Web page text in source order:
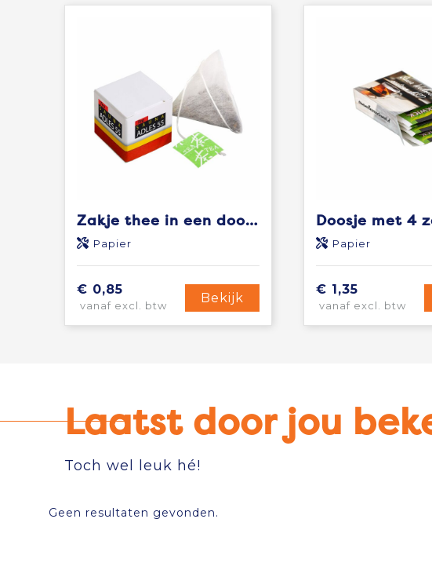
Zakje thee in een doosje
Papier
€ 0,85
vanaf excl. btw
Bekijk
Papier
€ 1,35
vanaf excl. btw
Laatst door jou
Toch wel leuk hé!
Geen resultaten gevonden.